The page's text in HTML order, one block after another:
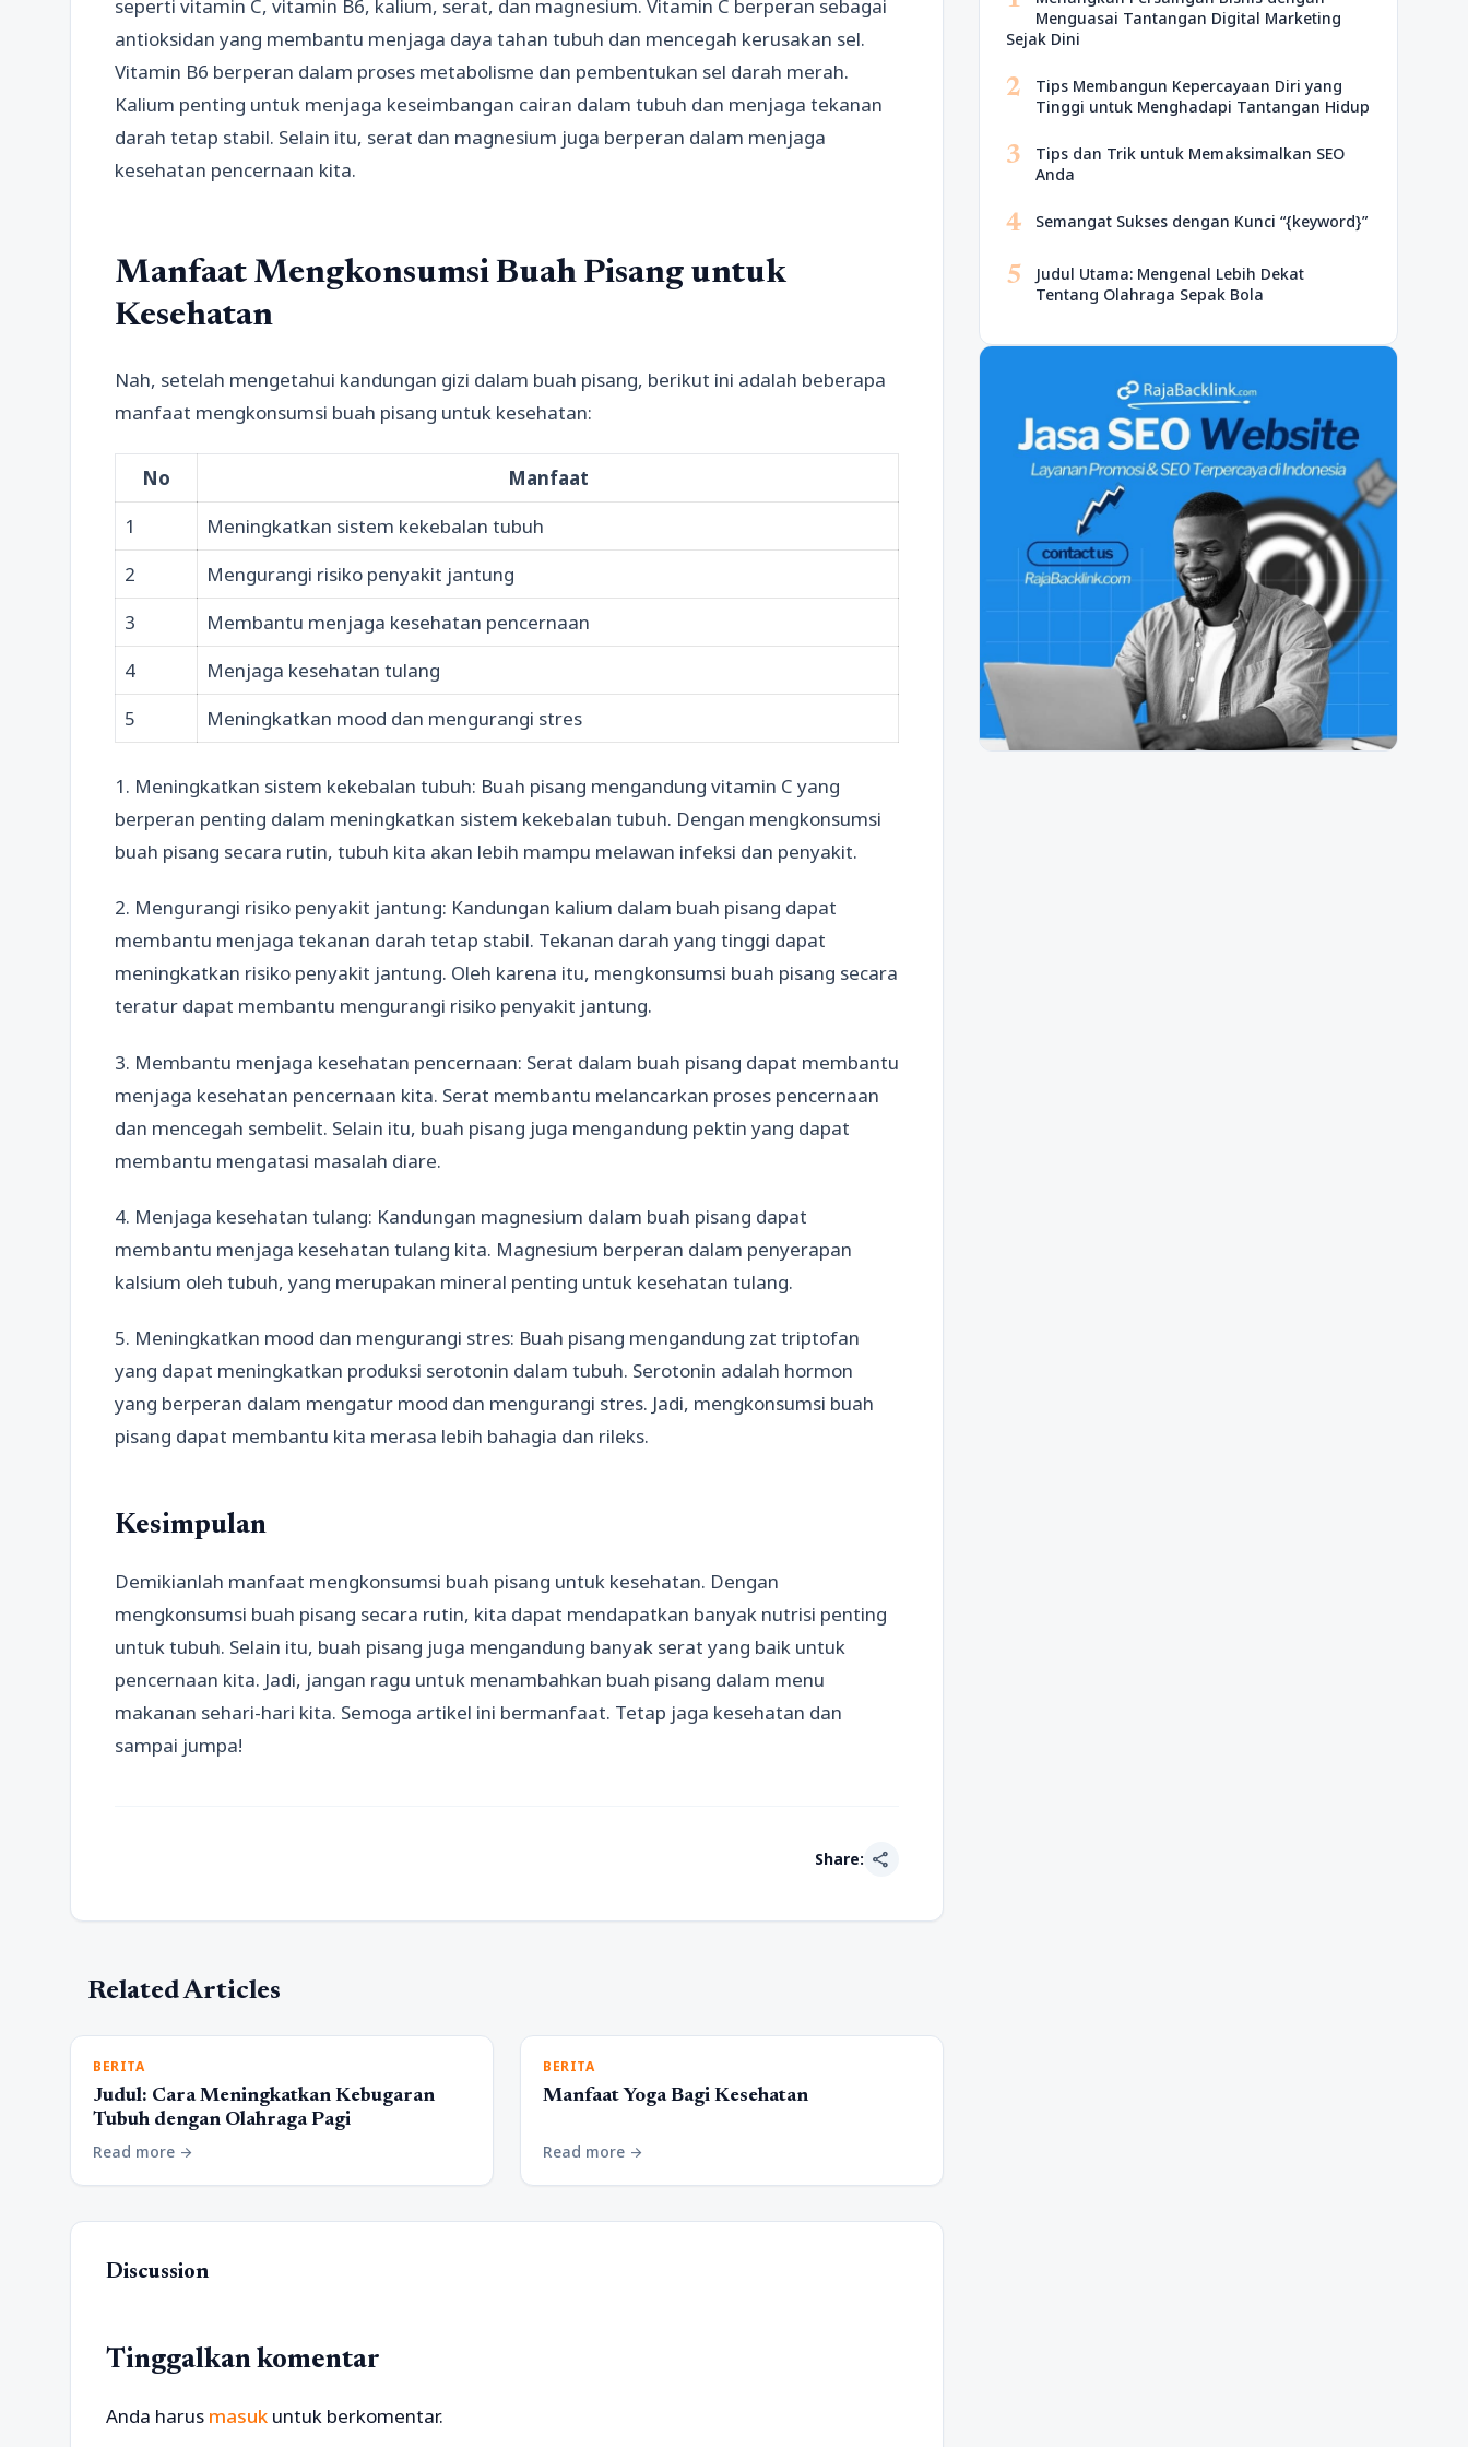
seperti vitamin C, vitamin B6, kalium, serat, dan magnesium. Vitamin C berperan sebagai
antioksidan yang membantu menjaga daya tahan tubuh dan mencegah kerusakan sel.
Vitamin B6 berperan dalam proses metabolisme dan pembentukan sel darah merah.
Kalium penting untuk menjaga keseimbangan cairan dalam tubuh dan menjaga tekanan
darah tetap stabil. Selain itu, serat dan magnesium juga berperan dalam menjaga
kesehatan pencernaan kita.
Manfaat Mengkonsumsi Buah Pisang untuk
Kesehatan
Nah, setelah mengetahui kandungan gizi dalam buah pisang, berikut ini adalah beberapa
manfaat mengkonsumsi buah pisang untuk kesehatan:
No
Manfaat
1
Meningkatkan sistem kekebalan tubuh
2
Mengurangi risiko penyakit jantung
3
Membantu menjaga kesehatan pencernaan
4
Menjaga kesehatan tulang
5
Meningkatkan mood dan mengurangi stres
1. Meningkatkan sistem kekebalan tubuh: Buah pisang mengandung vitamin C yang
berperan penting dalam meningkatkan sistem kekebalan tubuh. Dengan mengkonsumsi
buah pisang secara rutin, tubuh kita akan lebih mampu melawan infeksi dan penyakit.
2. Mengurangi risiko penyakit jantung: Kandungan kalium dalam buah pisang dapat
membantu menjaga tekanan darah tetap stabil. Tekanan darah yang tinggi dapat
meningkatkan risiko penyakit jantung. Oleh karena itu, mengkonsumsi buah pisang secara
teratur dapat membantu mengurangi risiko penyakit jantung.
3. Membantu menjaga kesehatan pencernaan: Serat dalam buah pisang dapat membantu
menjaga kesehatan pencernaan kita. Serat membantu melancarkan proses pencernaan
dan mencegah sembelit. Selain itu, buah pisang juga mengandung pektin yang dapat
membantu mengatasi masalah diare.
4. Menjaga kesehatan tulang: Kandungan magnesium dalam buah pisang dapat
membantu menjaga kesehatan tulang kita. Magnesium berperan dalam penyerapan
kalsium oleh tubuh, yang merupakan mineral penting untuk kesehatan tulang.
5. Meningkatkan mood dan mengurangi stres: Buah pisang mengandung zat triptofan
yang dapat meningkatkan produksi serotonin dalam tubuh. Serotonin adalah hormon
yang berperan dalam mengatur mood dan mengurangi stres. Jadi, mengkonsumsi buah
pisang dapat membantu kita merasa lebih bahagia dan rileks.
Kesimpulan
Demikianlah manfaat mengkonsumsi buah pisang untuk kesehatan. Dengan
mengkonsumsi buah pisang secara rutin, kita dapat mendapatkan banyak nutrisi penting
untuk tubuh. Selain itu, buah pisang juga mengandung banyak serat yang baik untuk
pencernaan kita. Jadi, jangan ragu untuk menambahkan buah pisang dalam menu
makanan sehari-hari kita. Semoga artikel ini bermanfaat. Tetap jaga kesehatan dan
sampai jumpa!
Share: share
Related Articles
BERITA
Judul: Cara Meningkatkan Kebugaran
Tubuh dengan Olahraga Pagi
Read more arrow_forward
BERITA
Manfaat Yoga Bagi Kesehatan
Read more arrow_forward
Discussion
Tinggalkan komentar
Anda harus masuk untuk berkomentar.
Menguasai Tantangan Digital Marketing
Sejak Dini
2
Tips Membangun Kepercayaan Diri yang
Tinggi untuk Menghadapi Tantangan Hidup
3
Tips dan Trik untuk Memaksimalkan SEO
Anda
4 Semangat Sukses dengan Kunci “{keyword}”
5
Judul Utama: Mengenal Lebih Dekat
Tentang Olahraga Sepak Bola